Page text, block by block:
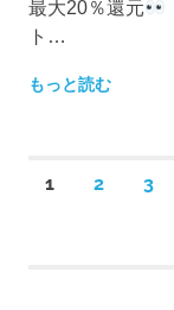
最大20％還元
ト…
もっと読む
投
1 2 3